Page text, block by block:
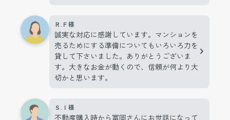
Ｒ.Ｆ様
誠実な対応に感謝しています。マンションを
売るためにする準備についてもいろいろ力を
貸して下さいました。ありがとうございま
す。大きなお金が動くので、信頼が何より大
切かと思います。
Ｓ.Ｉ様
不動産購入時から冨岡さんにお世話になって